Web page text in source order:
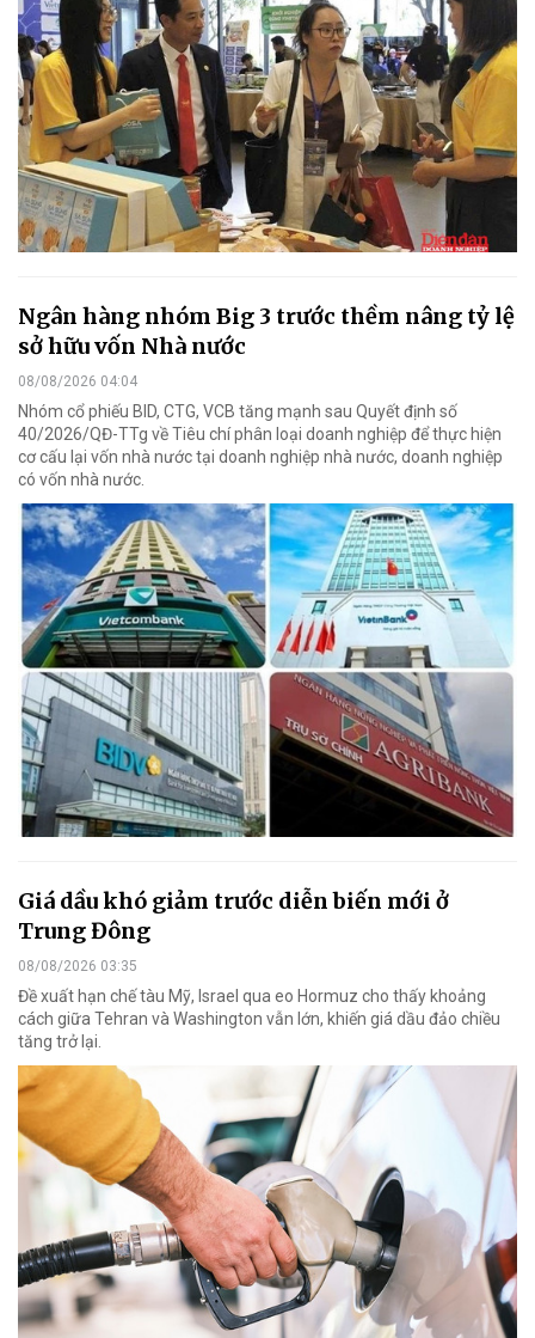
Ngân hàng nhóm Big 3 trước thềm nâng tỷ lệ
sở hữu vốn Nhà nước
08/08/2026 04:04
Nhóm cổ phiếu BID, CTG, VCB tăng mạnh sau Quyết định số
40/2026/QĐ-TTg về Tiêu chí phân loại doanh nghiệp để thực hiện
cơ cấu lại vốn nhà nước tại doanh nghiệp nhà nước, doanh nghiệp
có vốn nhà nước.
Giá dầu khó giảm trước diễn biến mới ở
Trung Đông
08/08/2026 03:35
Đề xuất hạn chế tàu Mỹ, Israel qua eo Hormuz cho thấy khoảng
cách giữa Tehran và Washington vẫn lớn, khiến giá dầu đảo chiều
tăng trở lại.